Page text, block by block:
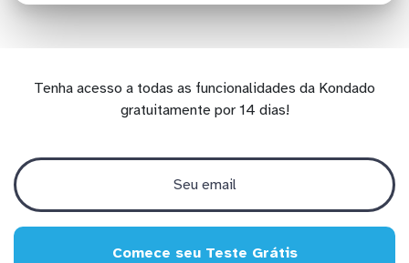
Tenha acesso a todas as funcionalidades da Kondado
gratuitamente por 14 dias!
Comece seu Teste Grátis